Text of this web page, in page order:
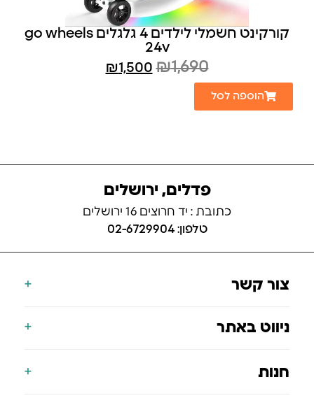
קורקינט חשמלי לילדים 4 גלגלים go wheels
24v
₪1,690
₪1,500
הוספה לסל
פדלים, ירושלים
כתובת : יד חרוצים 16 ירושלים
טלפון: 02-6729904
צור קשר
077-700-9000
תעודת אחריות
ניווט באתר
דף הבית
חנות